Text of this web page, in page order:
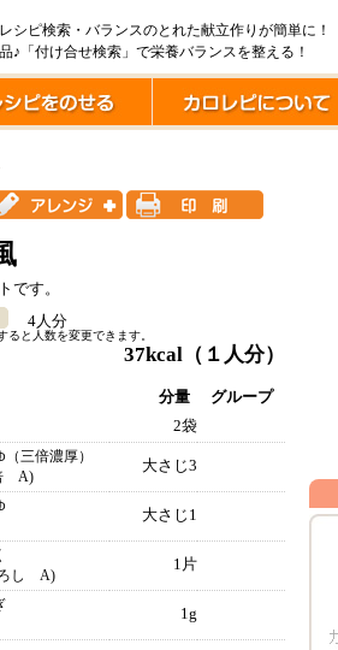
シピ検索・バランスのとれた献立作りが簡単に！
♪「付け合せ検索」で栄養バランスを整える！
です。
4人分
ると人数を変更できます。
37kcal （１人分）
分量 グループ
2袋
（三倍濃厚）
A)
大さじ3
大さじ1
し A)
1片
1g